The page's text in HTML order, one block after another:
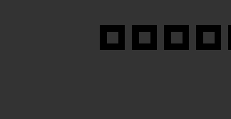
Auf
Auf
Auf
Auf